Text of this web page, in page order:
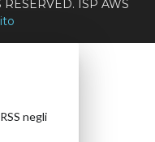
ISP AWS
negli